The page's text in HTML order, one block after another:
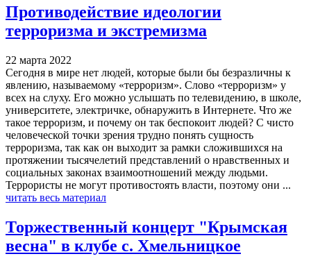
Противодействие идеологии
терроризма и экстремизма
22 марта 2022
Сегодня в мире нет людей, которые были бы безразличны к
явлению, называемому «терроризм». Слово «терроризм» у
всех на слуху. Его можно услышать по телевидению, в школе,
университете, электричке, обнаружить в Интернете. Что же
такое терроризм, и почему он так беспокоит людей? С чисто
человеческой точки зрения трудно понять сущность
терроризма, так как он выходит за рамки сложившихся на
протяжении тысячелетий представлений о нравственных и
социальных законах взаимоотношений между людьми.
Террористы не могут противостоять власти, поэтому они ...
читать весь материал
Торжественный концерт "Крымская
весна" в клубе с. Хмельницкое